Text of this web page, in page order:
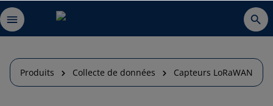
Produits Collecte de données Capteurs LoRaWAN